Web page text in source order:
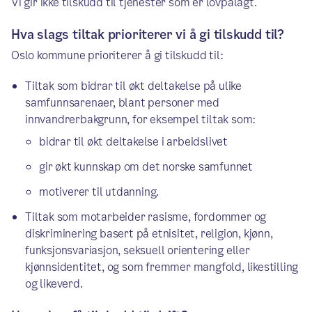
Hva slags tiltak prioriterer vi å gi tilskudd til?
Oslo kommune prioriterer å gi tilskudd til:
Tiltak som bidrar til økt deltakelse på ulike
samfunnsarenaer, blant personer med
innvandrerbakgrunn, for eksempel tiltak som:
bidrar til økt deltakelse i arbeidslivet
gir økt kunnskap om det norske samfunnet
motiverer til utdanning.
Tiltak som motarbeider rasisme, fordommer og
diskriminering basert på etnisitet, religion, kjønn,
funksjonsvariasjon, seksuell orientering eller
kjønnsidentitet, og som fremmer mangfold, likestilling
og likeverd.